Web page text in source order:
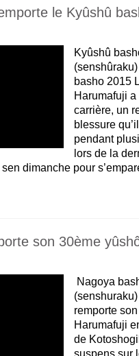
la tête du classement après
le Kyûshû
Kyûshû
basho 2015
Harumafuji
carrière, un
blessure
pendant
lors de la
dimanche pour
son 30ème
Nagoya
remporte
Harumafuji
de
suspens sur